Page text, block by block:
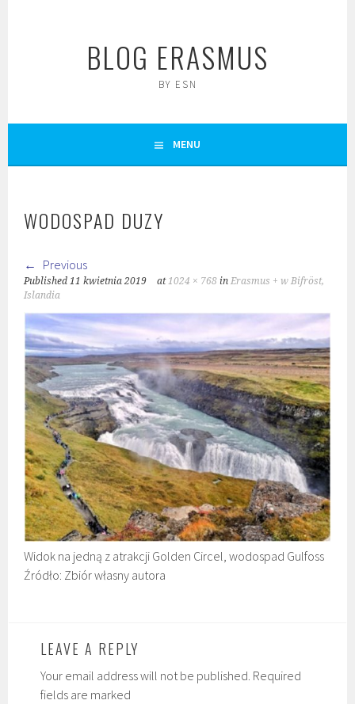
BLOG ERASMUS
BY ESN
MENU
WODOSPAD DUZY
Previous
Published11 kwietnia 2019 at1024 × 768 inErasmus + w Bifröst,
Islandia
Widok na jedną z atrakcji Golden Circel, wodospad Gulfoss
Źródło: Zbiór własny autora
LEAVE A REPLY
Your email address will not be published. Required
fields are marked